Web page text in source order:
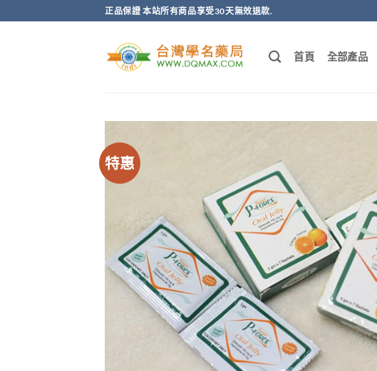
轉
正品保證 本站所有商品享受30天無效退款.
首頁 全部產品
特惠